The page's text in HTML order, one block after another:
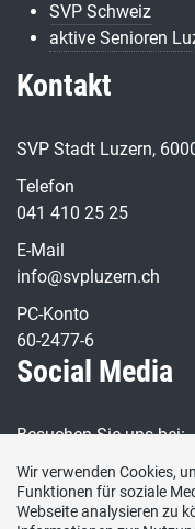
SVP Schweiz
aktive Senioren
Kontakt
SVP Stadt Luzern,
Telefon
041 410 25 25
E-Mail
info@svpluzern.ch
PC-Konto
60-2477-6
Social Media
Besuchen Sie uns bei:
Wir verwenden Cookies,
Funktionen für soziale
Webseite analysieren zu